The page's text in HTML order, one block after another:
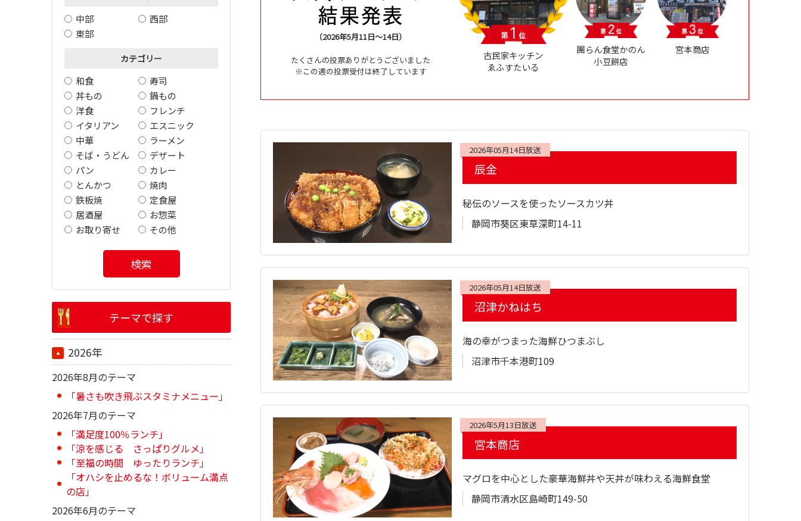
（2026年5月11日～14日）
たくさんの投票ありがとうございました
※この週の投票受付は終了しています
古民家キッチン
ゑふすたいる
團らん食堂かのん
小豆餅店
宮本商店
2026年05月14日放送
辰金
秘伝のソースを使ったソースカツ丼
静岡市葵区東草深町14-11
2026年05月14日放送
沼津かねはち
海の幸がつまった海鮮ひつまぶし
沼津市千本港町109
2026年5月13日放送
宮本商店
マグロを中心とした豪華海鮮丼や天丼が味わえる海鮮食堂
静岡市清水区島崎町149-50
中部
西部
東部
カテゴリー
和食
寿司
丼もの
鍋もの
洋食
フレンチ
イタリアン
エスニック
中華
ラーメン
そば・うどん
デザート
パン
カレー
とんかつ
焼肉
鉄板焼
定食屋
居酒屋
お惣菜
お取り寄せ
その他
検索
テーマで探す
2026年
2026年8月のテーマ
「暑さも吹き飛ぶスタミナメニュー」
2026年7月のテーマ
「満足度100％ランチ」
「涼を感じる さっぱりグルメ」
「至福の時間 ゆったりランチ」
「オハシを止めるな！ボリューム満点
の店」
2026年6月のテーマ